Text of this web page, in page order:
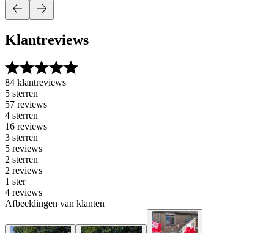
Klantreviews
84 klantreviews
5 sterren
57 reviews
4 sterren
16 reviews
3 sterren
5 reviews
2 sterren
2 reviews
1 ster
4 reviews
Afbeeldingen van klanten